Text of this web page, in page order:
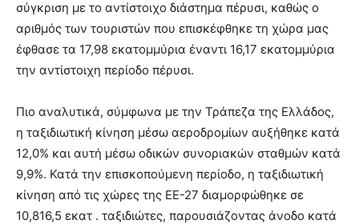
σύγκριση με το αντίστοιχο διάστημα πέρυσι, καθώς ο
αριθμός των τουριστών που επισκέφθηκε τη χώρα μας
έφθασε τα 17,98 εκατομμύρια έναντι 16,17 εκατομμύρια
την αντίστοιχη περίοδο πέρυσι.
Πιο αναλυτικά, σύμφωνα με την Τράπεζα της Ελλάδος,
η ταξιδιωτική κίνηση μέσω αεροδρομίων αυξήθηκε κατά
12,0% και αυτή μέσω οδικών συνοριακών σταθμών κατά
9,9%. Κατά την επισκοπούμενη περίοδο, η ταξιδιωτική
κίνηση από τις χώρες της ΕΕ-27 διαμορφώθηκε σε
10,816,5 εκατ . ταξιδιώτες, παρουσιάζοντας άνοδο κατά